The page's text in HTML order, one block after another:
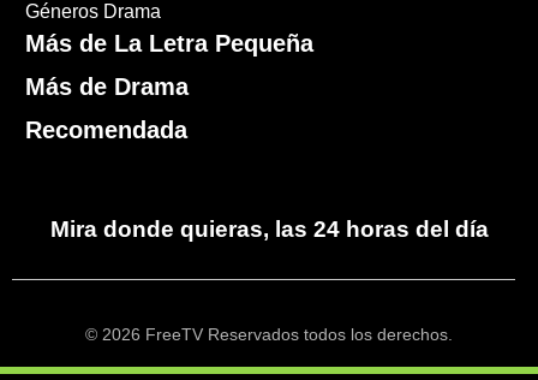
Géneros Drama
Más de La Letra Pequeña
Más de Drama
Recomendada
Mira donde quieras, las 24 horas del día
© 2026 FreeTV Reservados todos los derechos.